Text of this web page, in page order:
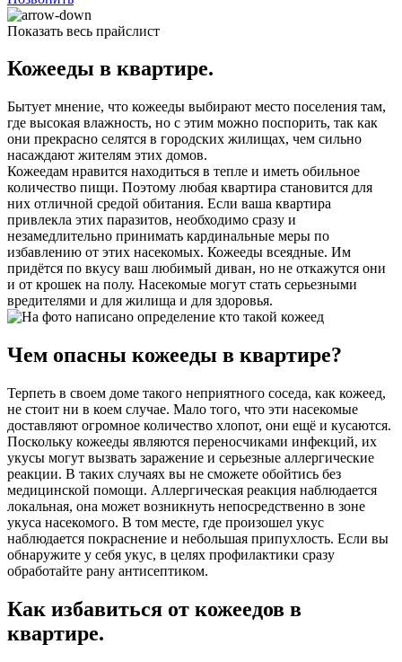
Показать весь прайслист
Кожееды в квартире.
Бытует мнение, что кожееды выбирают место поселения там,
где высокая влажность, но с этим можно поспорить, так как
они прекрасно селятся в городских жилищах, чем сильно
насаждают жителям этих домов.
Кожеедам нравится находиться в тепле и иметь обильное
количество пищи. Поэтому любая квартира становится для
них отличной средой обитания. Если ваша квартира
привлекла этих паразитов, необходимо сразу и
незамедлительно принимать кардинальные меры по
избавлению от этих насекомых. Кожееды всеядные. Им
придётся по вкусу ваш любимый диван, но не откажутся они
и от крошек на полу. Насекомые могут стать серьезными
вредителями и для жилища и для здоровья.
Чем опасны кожееды в квартире?
Терпеть в своем доме такого неприятного соседа, как кожеед,
не стоит ни в коем случае. Мало того, что эти насекомые
доставляют огромное количество хлопот, они ещё и кусаются.
Поскольку кожееды являются переносчиками инфекций, их
укусы могут вызвать заражение и серьезные аллергические
реакции. В таких случаях вы не сможете обойтись без
медицинской помощи. Аллергическая реакция наблюдается
локальная, она может возникнуть непосредственно в зоне
укуса насекомого. В том месте, где произошел укус
наблюдается покраснение и небольшая припухлость. Если вы
обнаружите у себя укус, в целях профилактики сразу
обработайте рану антисептиком.
Как избавиться от кожеедов в
квартире.